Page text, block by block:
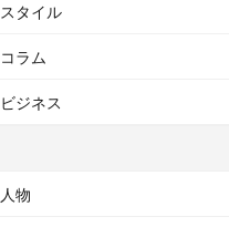
スタイル
コラム
ビジネス
人物